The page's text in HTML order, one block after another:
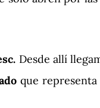
Desde allí
que representa